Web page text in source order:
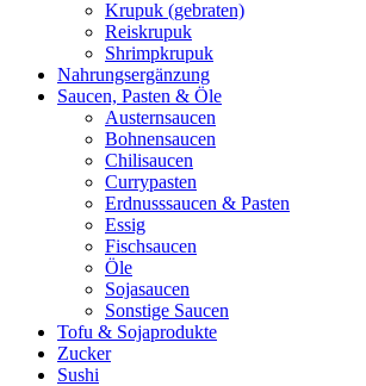
Krupuk (gebraten)
Reiskrupuk
Shrimpkrupuk
Nahrungsergänzung
Saucen, Pasten & Öle
Austernsaucen
Bohnensaucen
Chilisaucen
Currypasten
Erdnusssaucen & Pasten
Essig
Fischsaucen
Öle
Sojasaucen
Sonstige Saucen
Tofu & Sojaprodukte
Zucker
Sushi